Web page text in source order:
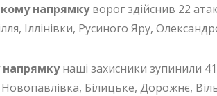
напрямкуворог здійснив 22
Іллінівки, Русиного Яру,
наші захисники зупинили
Білицьке, Дорожнє,